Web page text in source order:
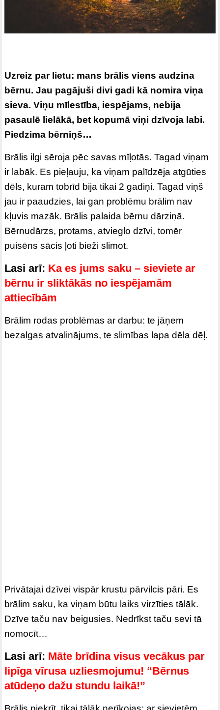
Uzreiz par lietu: mans brālis viens audzina
bērnu. Jau pagājuši divi gadi kā nomira viņa
sieva. Viņu mīlestība, iespējams, nebija
pasaulē lielākā, bet kopumā viņi dzīvoja labi.
Piedzima bērniņš…
Brālis ilgi sēroja pēc savas mīļotās. Tagad viņam
ir labāk. Es pieļauju, ka viņam palīdzēja atgūties
dēls, kuram tobrīd bija tikai 2 gadiņi. Tagad viņš
jau ir paaudzies, lai gan problēmu brālim nav
kļuvis mazāk. Brālis palaida bērnu dārziņā.
Bērnudārzs, protams, atvieglo dzīvi, tomēr
puisēns sācis ļoti bieži slimot.
Lasi arī: Ka es jums saku – sieviete ar
bērnu ir sliktākās no iespējamām
attiecībām
Brālim rodas problēmas ar darbu: te jāņem
bezalgas atvaļinājums, te slimības lapa dēla dēļ.
Privātajai dzīvei vispār krustu pārvilcis pāri. Es
brālim saku, ka viņam būtu laiks virzīties tālāk.
Dzīve taču nav beigusies. Nedrīkst taču sevi tā
nomocīt…
Lasi arī: Māte brīdina visus vecākus par
lipīga vīrusa uzliesmojumu! “Bērnus
atūdeņo dažu stundu laikā!”